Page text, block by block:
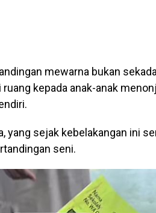
mewarna bukan
kepada anak-anak
yang sejak kebelakangan ini
seni.